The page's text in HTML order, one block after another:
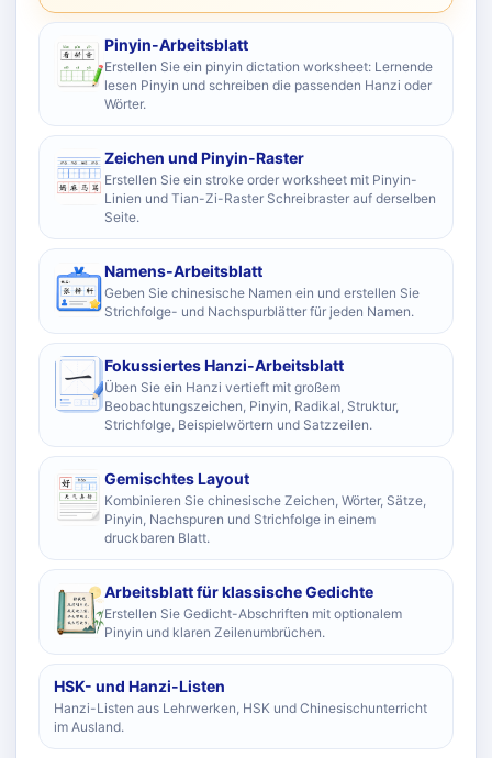
Pinyin-Arbeitsblatt
Erstellen Sie ein pinyin dictation worksheet: Lernende
lesen Pinyin und schreiben die passenden Hanzi oder
Wörter.
Zeichen und Pinyin-Raster
Erstellen Sie ein stroke order worksheet mit Pinyin-
Linien und Tian-Zi-Raster Schreibraster auf derselben
Seite.
Namens-Arbeitsblatt
Geben Sie chinesische Namen ein und erstellen Sie
Strichfolge- und Nachspurblätter für jeden Namen.
Fokussiertes Hanzi-Arbeitsblatt
Üben Sie ein Hanzi vertieft mit großem
Beobachtungszeichen, Pinyin, Radikal, Struktur,
Strichfolge, Beispielwörtern und Satzzeilen.
Gemischtes Layout
Kombinieren Sie chinesische Zeichen, Wörter, Sätze,
Pinyin, Nachspuren und Strichfolge in einem
druckbaren Blatt.
Arbeitsblatt für klassische Gedichte
Erstellen Sie Gedicht-Abschriften mit optionalem
Pinyin und klaren Zeilenumbrüchen.
HSK- und Hanzi-Listen
Hanzi-Listen aus Lehrwerken, HSK und Chinesischunterricht
im Ausland.